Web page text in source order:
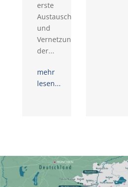
erste
Austausch-
und
Vernetzungstreffen
der...
mehr
lesen...